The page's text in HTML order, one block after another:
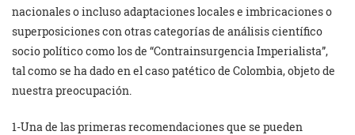
nacionales o incluso adaptaciones locales e imbricaciones o
superposiciones con otras categorías de análisis científico
socio político como los de “Contrainsurgencia Imperialista”,
tal como se ha dado en el caso patético de Colombia, objeto de
nuestra preocupación.
1-Una de las primeras recomendaciones que se pueden